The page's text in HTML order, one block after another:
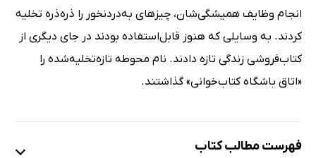
انجام وظایف همیشگی‌شان، چیزهای به‌دردنخور را ذره‌ذره تخلیه
کردند. به وسایلی که هنوز قابل‌استفاده بودند در جای دیگری از
کتاب‌فروشی زندگی تازه دادند. نام محوطه تازه‌تخلیه‌شده را
«اتاق باشگاه کتاب‌خوانی» گذاشتند.
فهرست مطالب کتاب